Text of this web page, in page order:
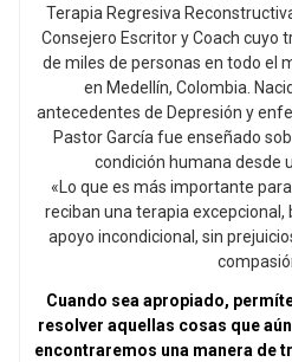
Terapia Regresiva
Consejero Escritor y Coach cuyo
de miles de personas en todo el
en Medellín, Colombia.
antecedentes de Depresión y
Pastor García fue enseñado
condición humana desde
«Lo que es más importante
reciban una terapia excepcional,
apoyo incondicional, sin
Cuando sea apropiado,
resolver aquellas cosas que
encontraremos una manera de